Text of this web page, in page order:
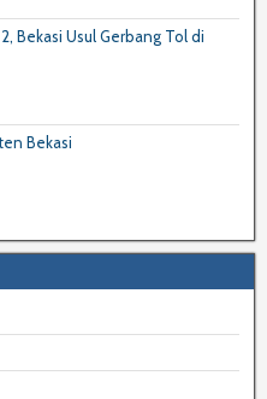
Bekasi Usul Gerbang Tol di
Bekasi